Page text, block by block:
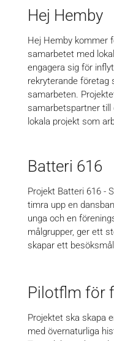
Hej Hemby
Hej Hemby kommer
samarbetet med
engagera sig för
rekryterande företag
samarbeten.
samarbetspartner till
lokala projekt som
Batteri 616
Projekt Batteri 616 -
timra upp en
unga och en
målgrupper, ger ett
skapar ett
Projektet ska skapa
med övernaturliga